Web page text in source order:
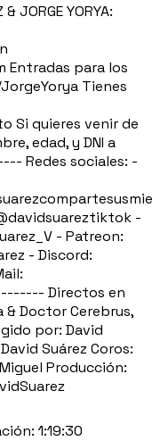
JORGE YORYA:
Entradas para los
Tienes
Si quieres venir de
edad, y DNI a
Redes sociales: -
-
- Patreon:
- Discord:
Directos en
Doctor Cerebrus,
por: David
Suárez Coros:
Producción:
1:19:30